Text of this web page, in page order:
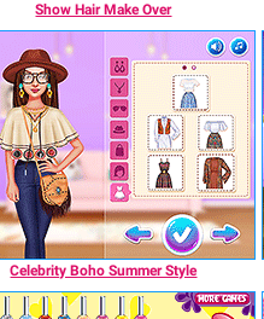
Show Hair Make Over
Celebrity Boho Summer Style